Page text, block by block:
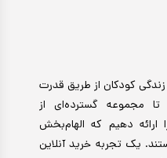
کودکان از طریق قدرت
مجموعه گسترده‌ای از
ارائه دهیم که الهام‌بخش
یک تجربه خرید آنلاین